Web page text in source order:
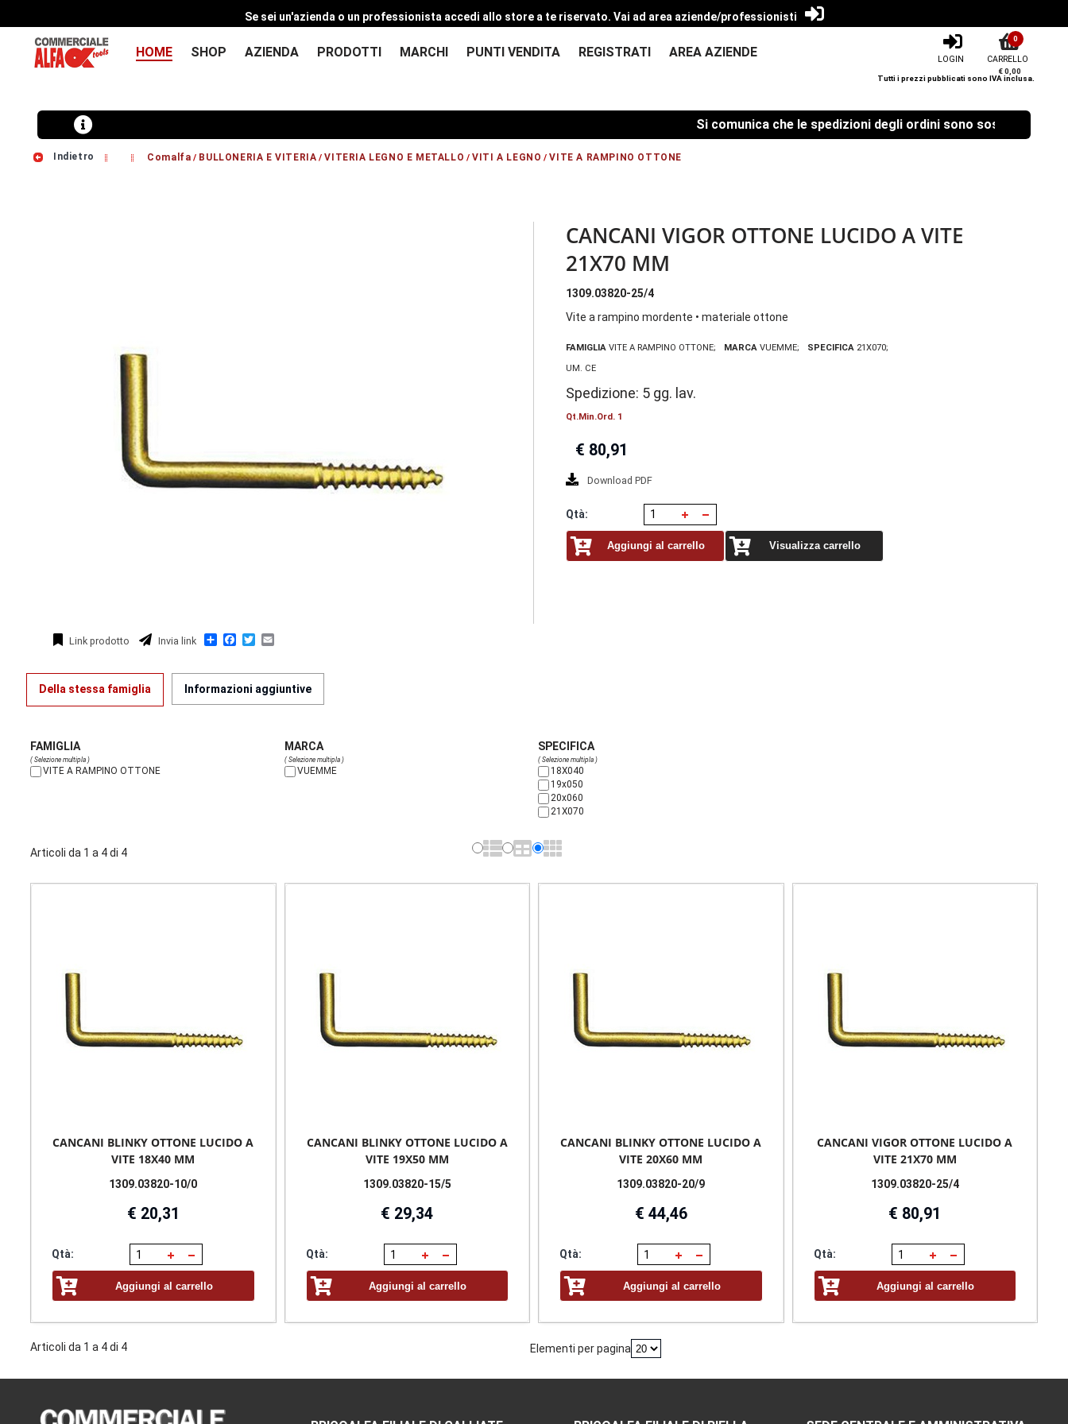
Se sei un'azienda o un professionista accedi allo store a te riservato. Vai ad area aziende/professionisti
Tutti i prezzi pubblicati sono IVA inclusa.
LOGIN CARRELLO
0
€ 0,00
HOME SHOP AZIENDA PRODOTTI MARCHI PUNTI VENDITA REGISTRATI AREA AZIENDE
Si comunica che le spedizioni degli ordini sono sospese dal 08/
Indietro Comalfa / BULLONERIA E VITERIA /VITERIA LEGNO E METALLO /VITI A LEGNO /VITE A RAMPINO OTTONE
CANCANI VIGOR OTTONE LUCIDO A VITE
21X70 MM
1309.03820-25/4
Vite a rampino mordente • materiale ottone
FAMIGLIA VITE A RAMPINO OTTONE MARCA VUEMME SPECIFICA 21X070
UM. CE
Spedizione: 5 gg. lav.
Qt.Min.Ord. 1
Download PDF
€ 80,91
Qtà:
Aggiungi al carrello Visualizza carrello
Link prodotto Invia link Condividi
Facebook
Twitter
Email
Della stessa famiglia Informazioni aggiuntive
FAMIGLIA
( Selezione multipla )
VITE A RAMPINO OTTONE
MARCA
( Selezione multipla )
VUEMME
SPECIFICA
( Selezione multipla )
18X040
19x050
20x060
21X070
Articoli da 1 a 4 di 4
CANCANI BLINKY OTTONE LUCIDO A
VITE 18X40 MM
1309.03820-10/0
€ 20,31
Qtà:
Aggiungi al carrello
CANCANI BLINKY OTTONE LUCIDO A
VITE 19X50 MM
1309.03820-15/5
€ 29,34
Qtà:
Aggiungi al carrello
CANCANI BLINKY OTTONE LUCIDO A
VITE 20X60 MM
1309.03820-20/9
€ 44,46
Qtà:
Aggiungi al carrello
CANCANI VIGOR OTTONE LUCIDO A
VITE 21X70 MM
1309.03820-25/4
€ 80,91
Qtà:
Aggiungi al carrello
Articoli da 1 a 4 di 4 Elementi per pagina